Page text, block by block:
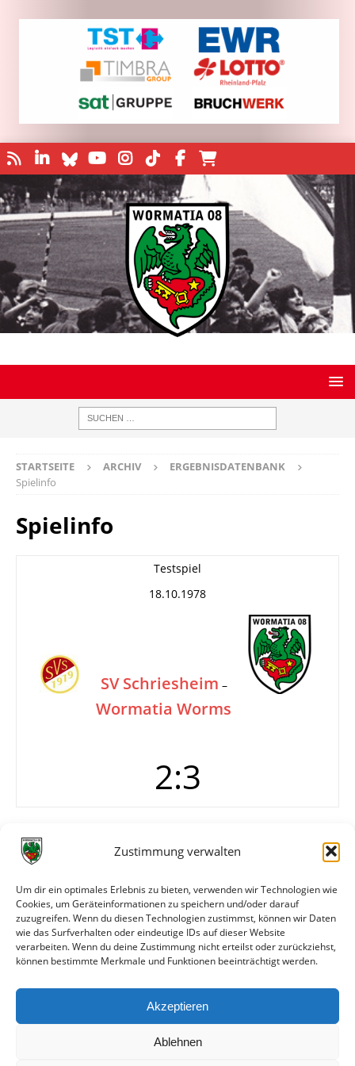
Zustimmung verwalten
Um dir ein optimales Erlebnis zu bieten, verwenden wir Technologien wie
Cookies, um Geräteinformationen zu speichern und/oder darauf
zuzugreifen. Wenn du diesen Technologien zustimmst, können wir Daten
wie das Surfverhalten oder eindeutige IDs auf dieser Website
verarbeiten. Wenn du deine Zustimmung nicht erteilst oder zurückziehst,
können bestimmte Merkmale und Funktionen beeinträchtigt werden.
Akzeptieren
Ablehnen
STARTSEITE ARCHIV
ERGEBNISDATENBANK
Spielinfo
Spielinfo
Testspiel
18.10.1978
SV Schriesheim –
Wormatia Worms
2:3
Tore
2:2 Seubert (80.)
2:3 Stepanovic
Info
Spiel zu Flutlicht-Einweihung
Alle bisherigen Partien der beiden Mannschaften
anzeigen